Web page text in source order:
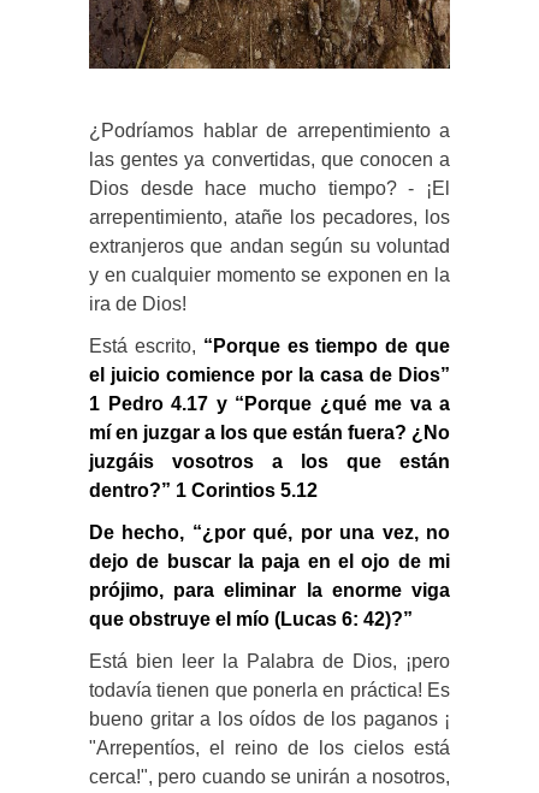
¿Podríamos hablar de arrepentimiento a
las gentes ya convertidas, que conocen a
Dios desde hace mucho tiempo? - ¡El
arrepentimiento, atañe los pecadores, los
extranjeros que andan según su voluntad
y en cualquier momento se exponen en la
ira de Dios!
Está escrito, “Porque es tiempo de que
el juicio comience por la casa de Dios”
1 Pedro 4.17 y “Porque ¿qué me va a
mí en juzgar a los que están fuera? ¿No
juzgáis vosotros a los que están
dentro?” 1 Corintios 5.12
De hecho, “¿por qué, por una vez, no
dejo de buscar la paja en el ojo de mi
prójimo, para eliminar la enorme viga
que obstruye el mío (Lucas 6: 42)?”
Está bien leer la Palabra de Dios, ¡pero
todavía tienen que ponerla en práctica! Es
bueno gritar a los oídos de los paganos ¡
"Arrepentíos, el reino de los cielos está
cerca!", pero cuando se unirán a nosotros,